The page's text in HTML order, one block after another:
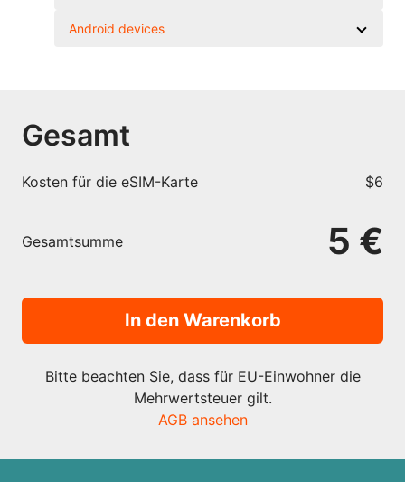
Android devices
Gesamt
Kosten für die eSIM-Karte $6
Gesamtsumme 5 €
In den Warenkorb
Bitte beachten Sie, dass für EU-Einwohner die
Mehrwertsteuer gilt.
AGB ansehen